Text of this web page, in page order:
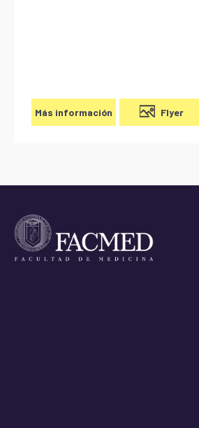
Más información Flyer